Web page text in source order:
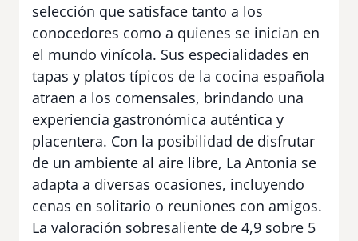
selección que satisface tanto a los
conocedores como a quienes se inician en
el mundo vinícola. Sus especialidades en
tapas y platos típicos de la cocina española
atraen a los comensales, brindando una
experiencia gastronómica auténtica y
placentera. Con la posibilidad de disfrutar
de un ambiente al aire libre, La Antonia se
adapta a diversas ocasiones, incluyendo
cenas en solitario o reuniones con amigos.
La valoración sobresaliente de 4,9 sobre 5